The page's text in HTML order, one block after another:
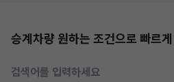
승계차량 원하는 조건으로 빠르
검색어를 입력하세요